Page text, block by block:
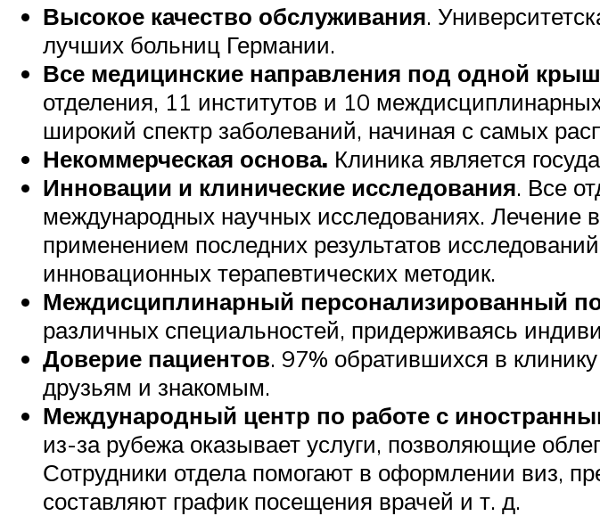
Высокое качество обслуживания.
лучших больниц Германии.
Все медицинские направления под одной
отделения, 11 институтов и 10
широкий спектр заболеваний, начиная с самых
Некоммерческая основа. Клиника является
Инновации и клинические исследования. Все
международных научных исследованиях. Лечение
применением последних результатов
инновационных терапевтических методик.
Междисциплинарный персонализированный
различных специальностей, придерживаясь
Доверие пациентов. 97% обратившихся в
друзьям и знакомым.
Международный центр по работе с
из-за рубежа оказывает услуги, позволяющие
Сотрудники отдела помогают в оформлении виз,
составляют график посещения врачей и т. д.